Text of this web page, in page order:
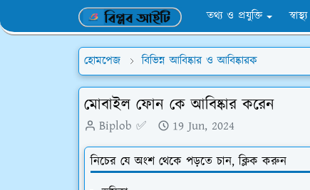
তথ্য ও প্রযুক্তি
হোমপেজ বিভিন্ন আবিষ্কার ও আবিষ্কারক
মোবাইল ফোন কে আবিষ্কার করেন
Biplob ✅ 19 Jun, 2024
নিচের যে অংশ থেকে পড়তে চান, ক্লিক করুন